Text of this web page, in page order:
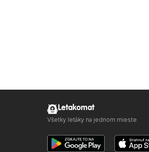
Letakomat
Všetky letáky na jednom mieste